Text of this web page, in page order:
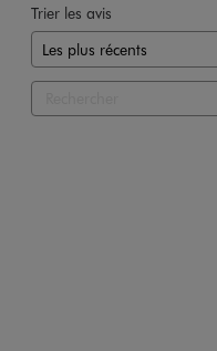
Trier les avis